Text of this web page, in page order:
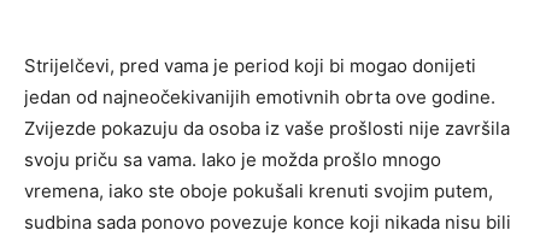
Strijelčevi, pred vama je period koji bi mogao donijeti
jedan od najneočekivanijih emotivnih obrta ove godine.
Zvijezde pokazuju da osoba iz vaše prošlosti nije završila
svoju priču sa vama. Iako je možda prošlo mnogo
vremena, iako ste oboje pokušali krenuti svojim putem,
sudbina sada ponovo povezuje konce koji nikada nisu bili